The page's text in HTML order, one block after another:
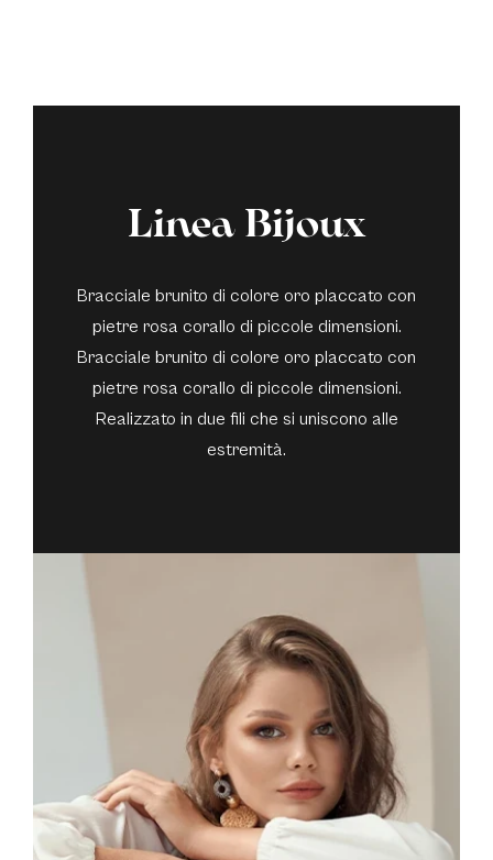
Linea Bijoux
Bracciale brunito di colore oro placcato con
pietre rosa corallo di piccole dimensioni.
Bracciale brunito di colore oro placcato con
pietre rosa corallo di piccole dimensioni.
Realizzato in due fili che si uniscono alle
estremità.